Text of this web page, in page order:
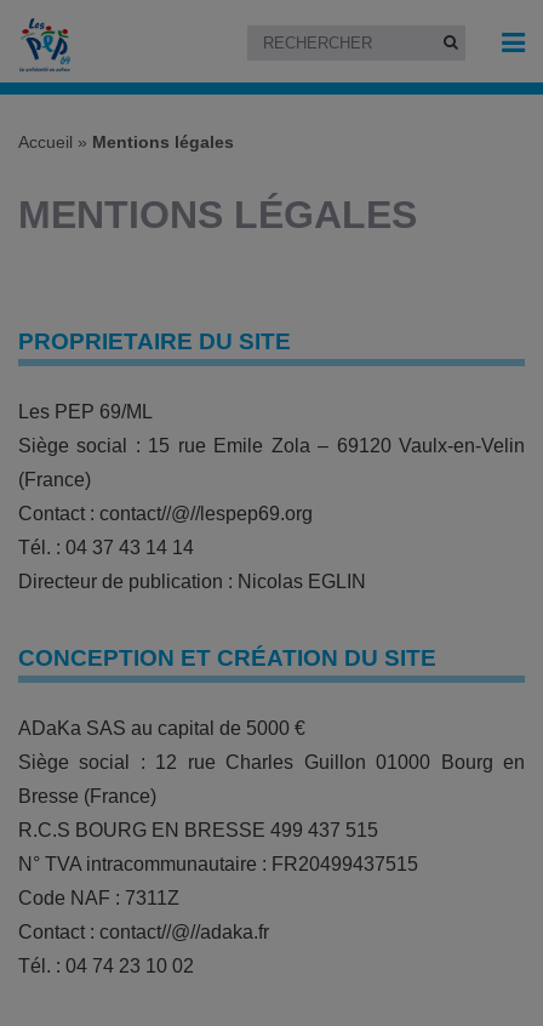
Accueil » Mentions légales
MENTIONS LÉGALES
PROPRIETAIRE DU SITE
Les PEP 69/ML
Siège social : 15 rue Emile Zola – 69120 Vaulx-en-Velin
(France)
Contact : contact//@//lespep69.org
Tél. : 04 37 43 14 14
Directeur de publication : Nicolas EGLIN
CONCEPTION ET CRÉATION DU SITE
ADaKa SAS au capital de 5000 €
Siège social : 12 rue Charles Guillon 01000 Bourg en
Bresse (France)
R.C.S BOURG EN BRESSE 499 437 515
N° TVA intracommunautaire : FR20499437515
Code NAF : 7311Z
Contact : contact//@//adaka.fr
Tél. : 04 74 23 10 02